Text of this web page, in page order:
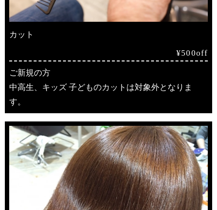
カット
¥500off
ご新規の方
中高生、キッズ 子どものカットは対象外となりま
す。